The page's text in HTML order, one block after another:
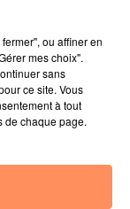
mettre en
ou affiner en
mes choix".
sans
ce site. Vous
à tout
de chaque page.